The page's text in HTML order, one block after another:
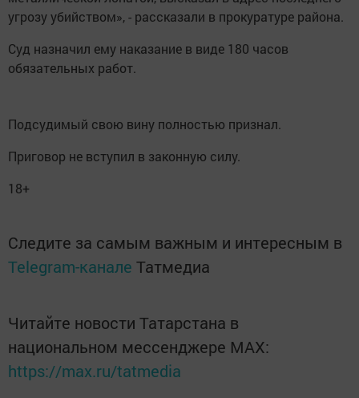
угрозу убийством», - рассказали в прокуратуре района.
Суд назначил ему наказание в виде 180 часов
обязательных работ.
Подсудимый свою вину полностью признал.
Приговор не вступил в законную силу.
18+
Следите за самым важным и интересным в
Telegram-канале Татмедиа
Читайте новости Татарстана в
национальном мессенджере MАХ:
https://max.ru/tatmedia